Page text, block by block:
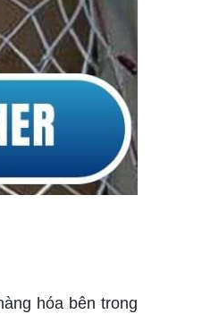
hóa bên trong